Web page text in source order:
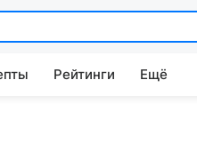
Рейтинги Ещё